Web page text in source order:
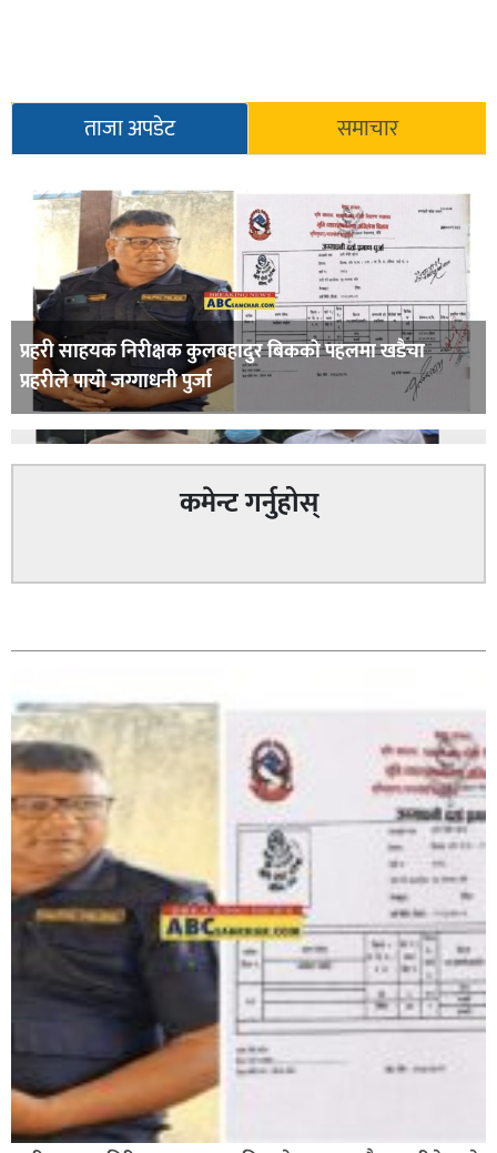
ताजा अपडेट समाचार
प्रहरी साहयक निरीक्षक कुलबहादुर बिककाे पहलमा खडैचा
प्रहरीले पायाे जग्गाधनी पुर्जा
भिक्षा मागेर कारमा घुम्ने बाबाहरूलाई दाङ प्रहरीले पक्राउ,भारत
फर्कने सर्तमा रिहा,
रौतहटमा १२ हजार लिटर पेट्रोल बोकेको ट्यांकर दुर्घटनापछि
कमेन्ट गर्नुहोस्